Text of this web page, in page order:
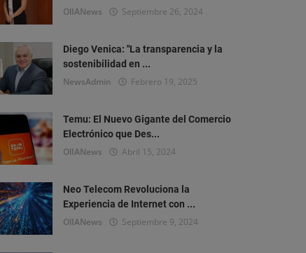
OlIANews Septiembre 26, 2024
Diego Venica: "La transparencia y la
sostenibilidad en ...
NewsAdmin Febrero 19, 2025
Temu: El Nuevo Gigante del Comercio
Electrónico que Des...
OlIANews Abril 15, 2024
Neo Telecom Revoluciona la
Experiencia de Internet con ...
OlIANews Septiembre 9, 2024